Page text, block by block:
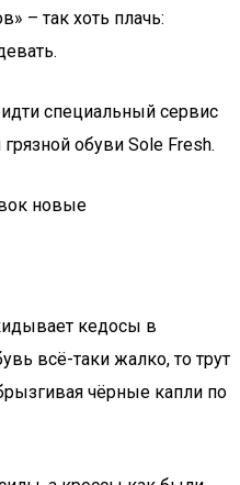
– так хоть плачь:
специальный сервис
обуви Sole Fresh.
новые
кедосы в
всё-таки жалко, то трут
чёрные капли по